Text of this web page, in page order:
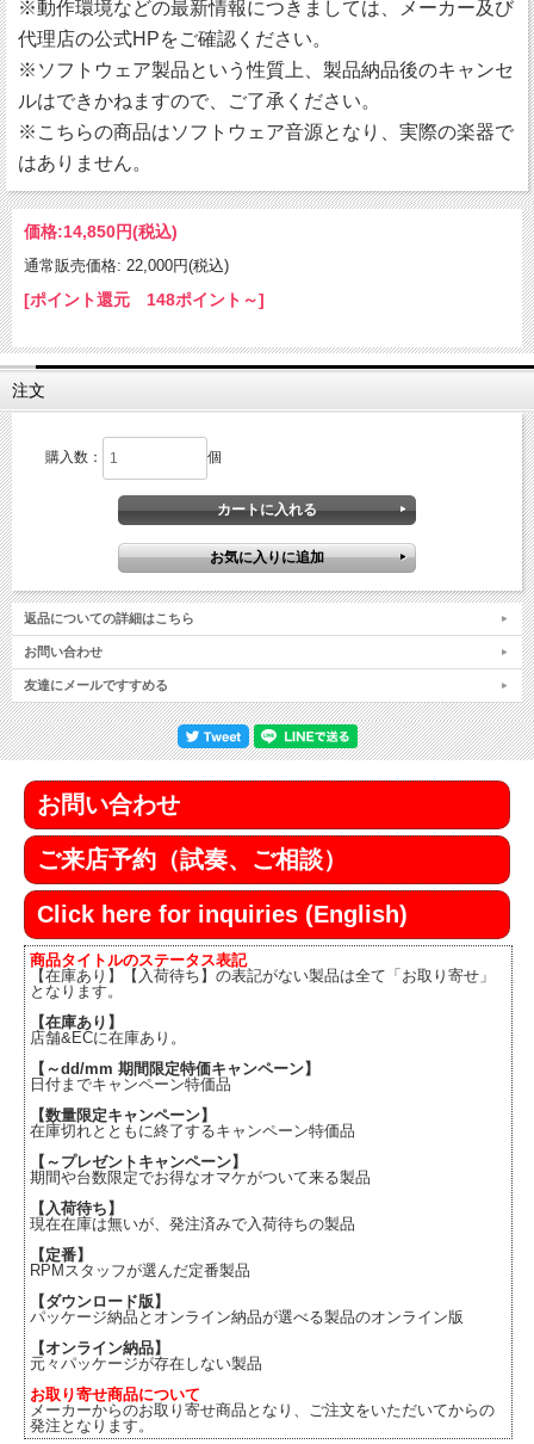
※動作環境などの最新情報につきましては、メーカー及び
代理店の公式HPをご確認ください。
※ソフトウェア製品という性質上、製品納品後のキャンセ
ルはできかねますので、ご了承ください。
※こちらの商品はソフトウェア音源となり、実際の楽器で
はありません。
価格:14,850円(税込)
通常販売価格: 22,000円(税込)
[ポイント還元 148ポイント～]
注文
購入数： 個
返品についての詳細はこちら
お問い合わせ
友達にメールですすめる
お問い合わせ
ご来店予約（試奏、ご相談）
Click here for inquiries (English)
商品タイトルのステータス表記
【在庫あり】【入荷待ち】の表記がない製品は全て「お取り寄せ」
となります。
【在庫あり】
店舗&ECに在庫あり。
【～dd/mm 期間限定特価キャンペーン】
日付までキャンペーン特価品
【数量限定キャンペーン】
在庫切れとともに終了するキャンペーン特価品
【～プレゼントキャンペーン】
期間や台数限定でお得なオマケがついて来る製品
【入荷待ち】
現在在庫は無いが、発注済みで入荷待ちの製品
【定番】
RPMスタッフが選んだ定番製品
【ダウンロード版】
パッケージ納品とオンライン納品が選べる製品のオンライン版
【オンライン納品】
元々パッケージが存在しない製品
お取り寄せ商品について
メーカーからのお取り寄せ商品となり、ご注文をいただいてからの
発注となります。